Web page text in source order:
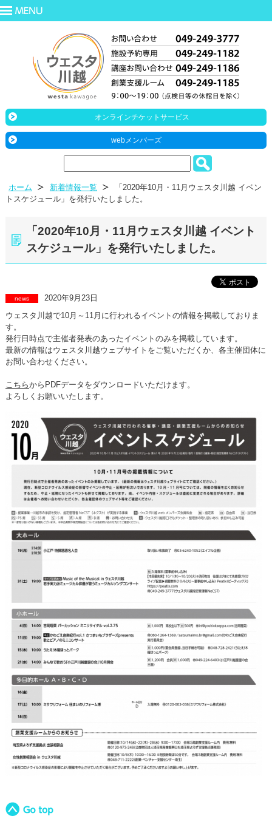
オンラインチケットサービス
webメンバーズ
ホーム 新着情報一覧
「2020年10月・11月ウェスタ川越 イベン
トスケジュール」を発行いたしました。
「2020年10月・11月ウェスタ川越 イベント
スケジュール」を発行いたしました。
news
2020年9月23日
ウェスタ川越で10月～11月に行われるイベントの情報を掲載しておりま
す。
発行日時点で主催者発表のあったイベントのみを掲載しています。
最新の情報はウェスタ川越ウェブサイトをご覧いただくか、各主催団体に
お問い合わせください。
こちらからPDFデータをダウンロードいただけます。
よろしくお願いいたします。